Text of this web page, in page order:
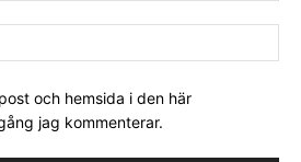
och hemsida i den här
jag kommenterar.